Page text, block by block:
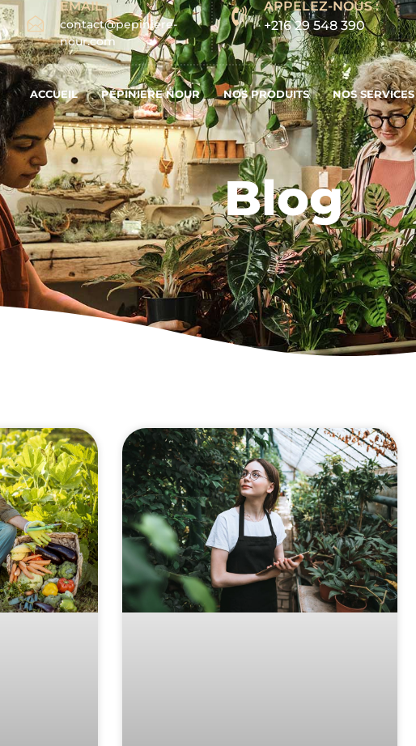
EMAIL :
contact@pepiniere-
nour.com
APPELEZ-NOUS :
+216 29 548 390
ACCUEIL PÉPINIERE NOUR NOS PRODUITS NOS SERVICES
Blog